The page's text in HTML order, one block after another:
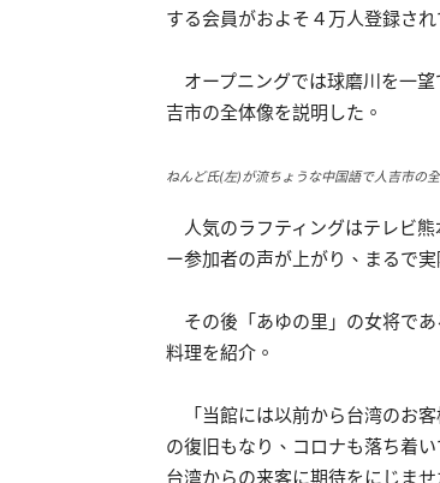
する会員がおよそ４万人登録さ
オープニングでは球磨川を一
吉市の全体像を説明した。
ねんど氏(左)が流ちょうな中国語で人吉市の
人気のラフティングはテレビ
ー参加者の声が上がり、まるで
その後「あゆの里」の女将で
料理を紹介。
「当館には以前から台湾のお
の復旧もなり、コロナも落ち着
台湾からの来客に期待をにじませ